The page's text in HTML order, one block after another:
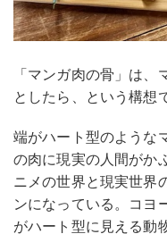
「マンガ肉の骨」は
としたら、という構想
端がハート型のような
の肉に現実の人間がか
ニメの世界と現実世界
ンになっている。コヨ
がハート型に見える動